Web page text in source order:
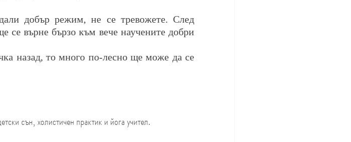
добър режим, не се тревожете. След
се върне бързо към вече научените добри
назад, то много по-лесно ще може да се
сън, холистичен практик и йога учител.